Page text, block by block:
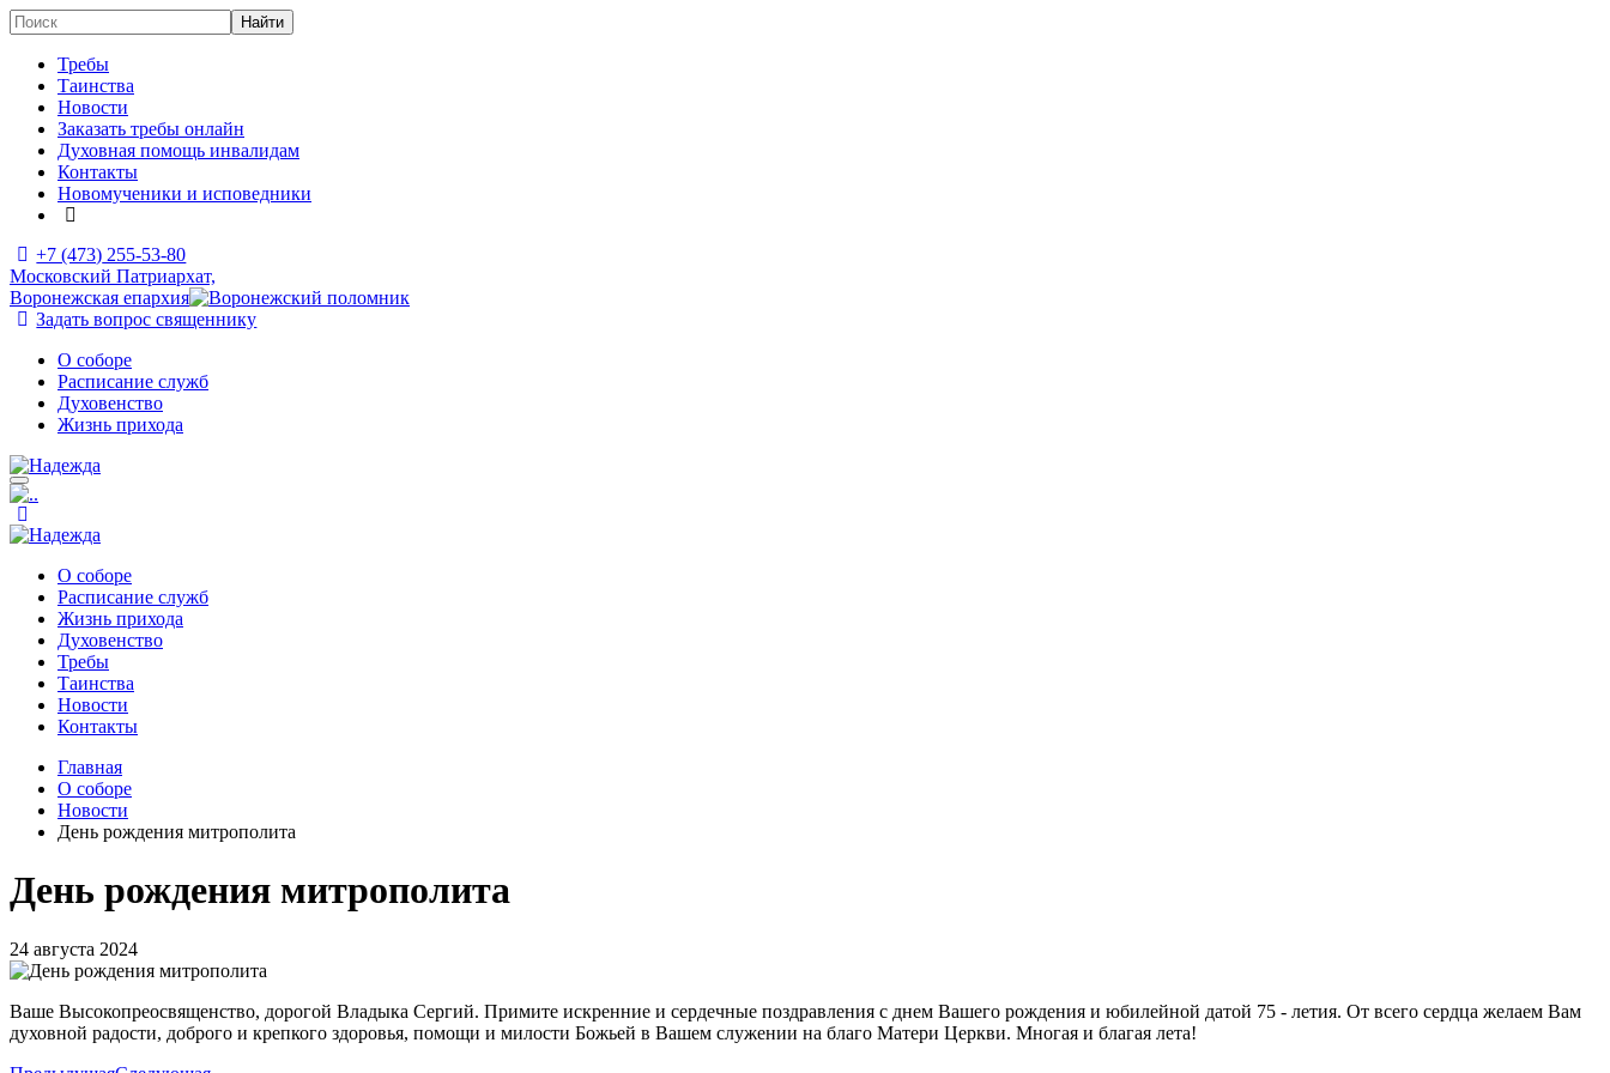
Требы
Таинства
Новости
Заказать требы онлайн
Духовная помощь инвалидам
Контакты
Новомученики и исповедники
+7 (473) 255-53-80
Московский Патриархат,
Воронежская епархия
Задать вопрос священнику
О соборе
Расписание служб
Духовенство
Жизнь прихода
О соборе
Расписание служб
Жизнь прихода
Духовенство
Требы
Таинства
Новости
Контакты
Главная
О соборе
Новости
День рождения митрополита
День рождения митрополита
24 августа 2024
Ваше Высокопреосвященство, дорогой Владыка Сергий. Примите искренние и сердечные поздравления с днем Вашего рождения и юбилейной датой 75 - летия. От всего сердца желаем Вам
духовной радости, доброго и крепкого здоровья, помощи и милости Божьей в Вашем служении на благо Матери Церкви. Многая и благая лета!